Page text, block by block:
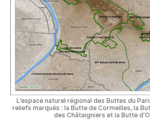
L’espace naturel régional des Buttes du
reliefs marqués : la Butte de Cormeilles, la
des Châtaigniers et la Butte